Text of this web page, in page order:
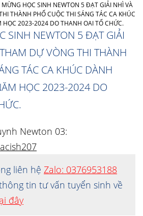
MỪNG HỌC SINH NEWTON 5 ĐẠT GIẢI NHÌ VÀ
THÀNH PHỐ CUỘC THI SÁNG TÁC CA KHÚC
HỌC 2023-2024 DO THANH OAI TỔ CHỨC.
SINH NEWTON 5 ĐẠT GIẢI
DỰ VÒNG THI THÀNH
TÁC CA KHÚC DÀNH
HỌC 2023-2024 DO
Newton 03:
liên hệ Zalo: 0376953188
tin tư vấn tuyển sinh về
đây